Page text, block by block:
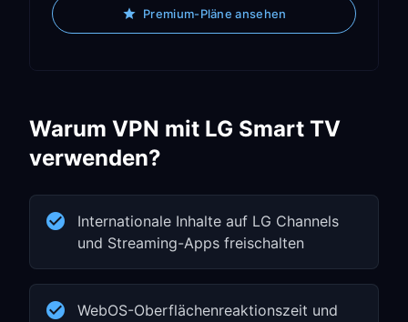
Premium-Pläne ansehen
Warum VPN mit LG Smart TV
verwenden?
Internationale Inhalte auf LG Channels
und Streaming-Apps freischalten
WebOS-Oberflächenreaktionszeit und